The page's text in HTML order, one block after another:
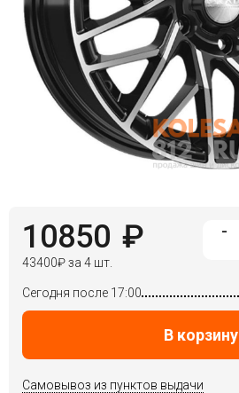
Пн-
Пт:
9:00
10850 ₽
43400₽за 4 шт.
-
Сегодня после 17:00
В корзину
Самовывоз из пунктов выдачи